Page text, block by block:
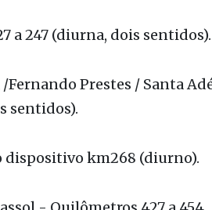
a 247 (diurna, dois sentidos).
sentidos).